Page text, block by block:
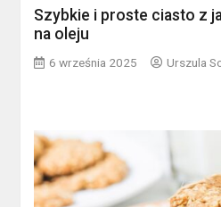
Szybkie i proste ciasto z
na oleju
6 września 2025 Urszula